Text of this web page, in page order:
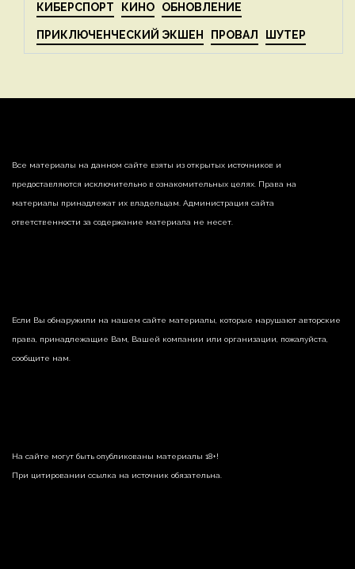
КИБЕРСПОРТ КИНО ОБНОВЛЕНИЕ
ПРИКЛЮЧЕНЧЕСКИЙ ЭКШЕН ПРОВАЛ ШУТЕР
Все материалы на данном сайте взяты из открытых источников и
предоставляются исключительно в ознакомительных целях. Права на
материалы принадлежат их владельцам. Администрация сайта
ответственности за содержание материала не несет.
Если Вы обнаружили на нашем сайте материалы, которые нарушают авторские
права, принадлежащие Вам, Вашей компании или организации, пожалуйста,
сообщите нам.
На сайте могут быть опубликованы материалы 18+!
При цитировании ссылка на источник обязательна.